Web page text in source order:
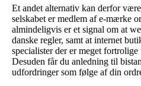
Et andet alternativ kan derfor
selskabet er medlem af e-mærke
almindeligvis er et signal om at
danske regler, samt at internet
specialister der er meget
Desuden får du anledning til
udfordringer som følge af din